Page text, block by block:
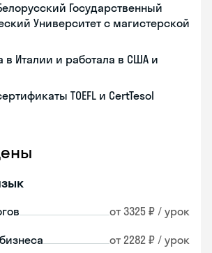
Государственный
Университет с магистерской
в Италии и работала в США и
TOEFL и CertTesol
от 3325 ₽ / урок
от 2282 ₽ / урок